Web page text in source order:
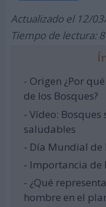
Actualizado el 12/
Tiempo de lectura:
- Origen ¿Por
de los Bosques?
- Vídeo:
saludables
- Día Mundial de
- Importancia de
- ¿Qué
hombre en el